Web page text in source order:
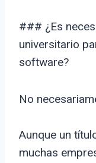
### ¿Es
universitario
software?
No
Aunque un
muchas